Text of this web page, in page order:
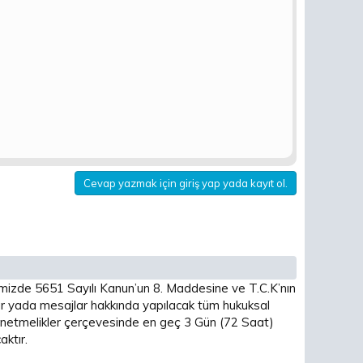
Cevap yazmak için giriş yap yada kayıt ol.
5651 Sayılı Kanun’un 8. Maddesine ve T.C.K’nın
mesajlar hakkında yapılacak tüm hukuksal
çerçevesinde en geç 3 Gün (72 Saat)